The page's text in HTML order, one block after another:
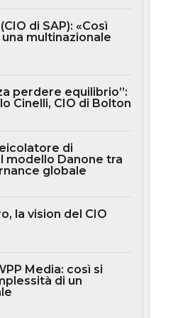
di SAP): «Così
una multinazionale
perdere equilibrio”:
Cinelli, CIO di Bolton
di
modello Danone tra
globale
la vision del CIO
Media: così si
di un